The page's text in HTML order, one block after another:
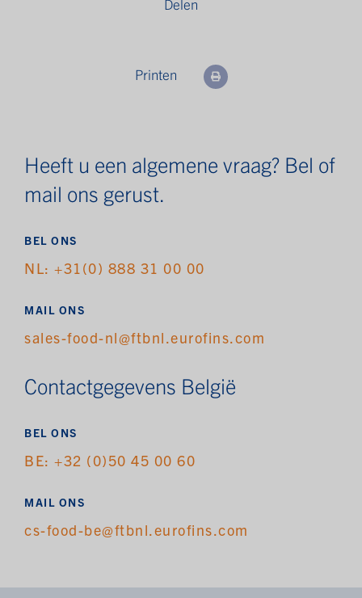
Delen
Printen
Heeft u een algemene vraag? Bel of
mail ons gerust.
BEL ONS
NL: +31(0) 888 31 00 00
MAIL ONS
sales-food-nl@ftbnl.eurofins.com
Contactgegevens België
BEL ONS
BE: +32 (0)50 45 00 60
MAIL ONS
cs-food-be@ftbnl.eurofins.com